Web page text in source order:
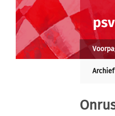
Archief